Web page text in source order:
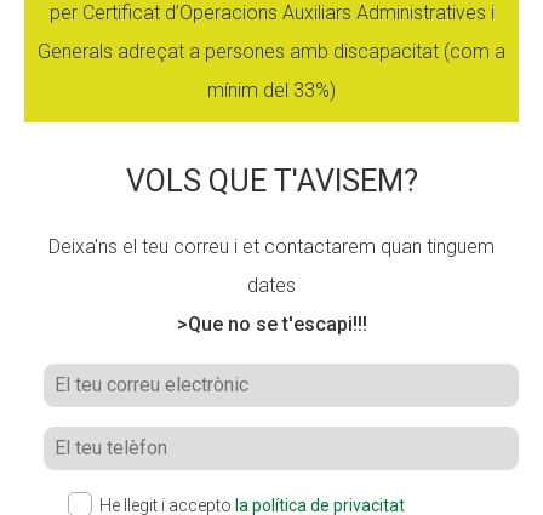
per Certificat d’Operacions Auxiliars Administratives i
Generals adreçat a persones amb discapacitat (com a
mínim del 33%)
VOLS QUE T'AVISEM?
Deixa'ns el teu correu i et contactarem quan tinguem
dates
>Que no se t'escapi!!!
He llegit i accepto la política de privacitat